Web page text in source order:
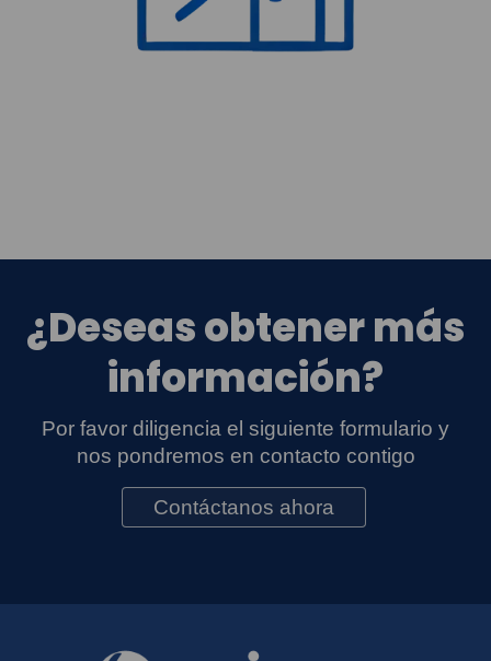
¿Deseas obtener más
información?
Por favor diligencia el siguiente formulario y
nos pondremos en contacto contigo
Contáctanos ahora